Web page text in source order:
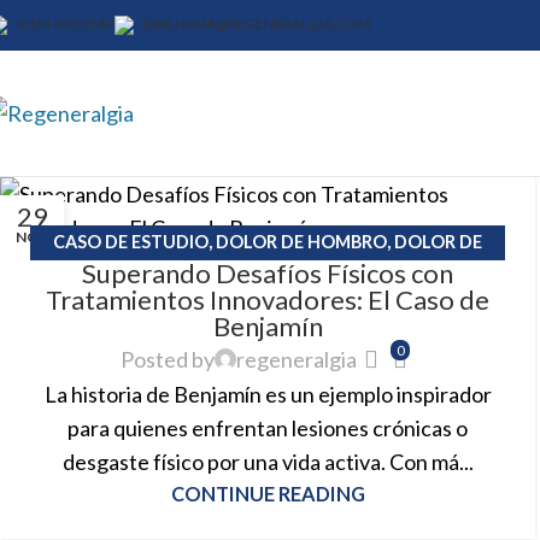
(619) 400 3587 DRRUJANA@REGENERALGIA.COM
29
NOV CASO DE ESTUDIO, DOLOR DE HOMBRO, DOLOR DE
RODILLA
Superando Desafíos Físicos con
Tratamientos Innovadores: El Caso de
Benjamín
Posted by regeneralgia 0
La historia de Benjamín es un ejemplo inspirador
para quienes enfrentan lesiones crónicas o
desgaste físico por una vida activa. Con má...
CONTINUE READING